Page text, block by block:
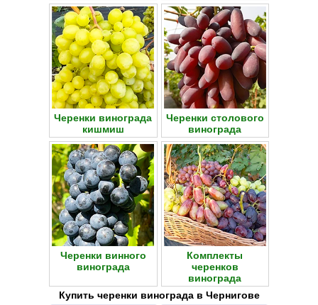
Черенки винограда
кишмиш
Черенки столового
винограда
Черенки винного
винограда
Комплекты
черенков
винограда
Купить черенки винограда в Чернигове